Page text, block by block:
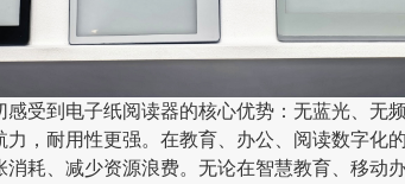
到电子纸阅读器的核心优势：无蓝光、无
，耐用性更强。在教育、办公、阅读数字化
耗、减少资源浪费。无论在智慧教育、移动